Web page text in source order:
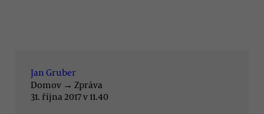
Jan Gruber
Domov → Zpráva
31. října 2017 v 11.40